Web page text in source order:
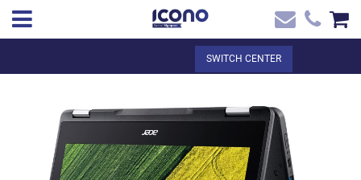
SEE THE BASKET
EN ✖
SWITCH CENTER